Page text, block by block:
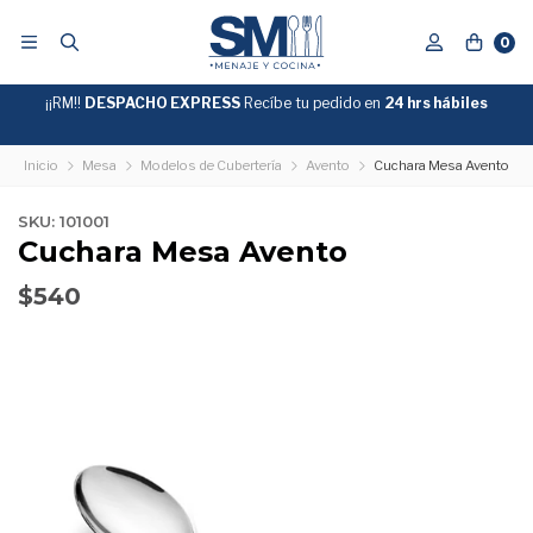
0
GRATIS
SOBRE
¡¡RM!! DESPACHO EXPRESS Recíbe tu pedido en 24 hrs hábiles
Inicio Mesa Modelos de Cubertería Avento Cuchara Mesa Avento
SKU: 101001
Cuchara Mesa Avento
$540